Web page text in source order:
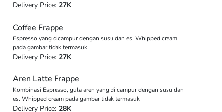
Delivery Price: 27K
Coffee Frappe
Espresso yang dicampur dengan susu dan es. Whipped cream
pada gambar tidak termasuk
Delivery Price: 27K
Aren Latte Frappe
Kombinasi Espresso, gula aren yang di campur dengan susu dan
es. Whipped cream pada gambar tidak termasuk
Delivery Price: 28K